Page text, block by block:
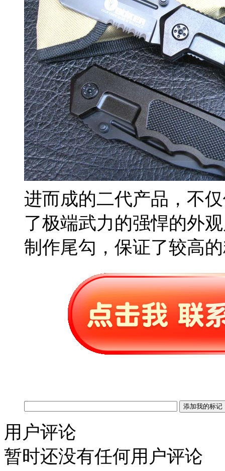
进而成的二代产品，不
了极端武力的强悍的外
制作尾勾，保证了较高
用户评论
暂时还没有任何用户评论